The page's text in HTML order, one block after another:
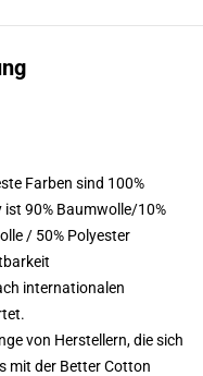
Farben sind 100%
90% Baumwolle/10%
/ 50% Polyester
internationalen
von Herstellern, die sich
mit der Better Cotton